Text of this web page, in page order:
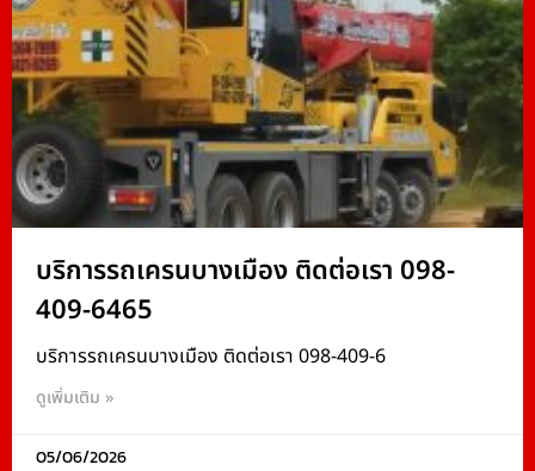
บริการรถเครนบางเมือง ติดต่อเรา 098-
409-6465
บริการรถเครนบางเมือง ติดต่อเรา 098-409-6
ดูเพิ่มเติม »
05/06/2026